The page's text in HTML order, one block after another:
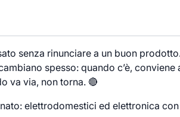
senza rinunciare a un buon
spesso: quando c’è,
va via, non torna. 🔴
elettrodomestici ed elettronica con